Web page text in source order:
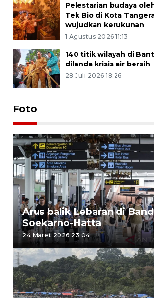
Pelestarian budaya
Tek Bio di Kota
wujudkan kerukunan
1 Agustus 2026 11:13
140 titik wilayah di
dilanda krisis air bersih
28 Juli 2026 18:26
Foto
Arus balik Lebaran di
Soekarno-Hatta
24 Maret 2026 23:04